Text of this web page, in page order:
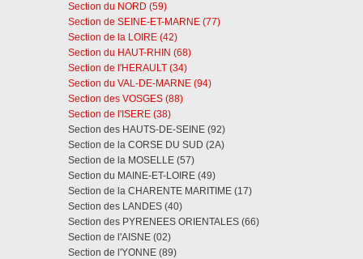
Section du NORD (59)
Section de SEINE-ET-MARNE (77)
Section de la LOIRE (42)
Section du HAUT-RHIN (68)
Section de l'HERAULT (34)
Section du VAL-DE-MARNE (94)
Section des VOSGES (88)
Section de l'ISERE (38)
Section des HAUTS-DE-SEINE (92)
Section de la CORSE DU SUD (2A)
Section de la MOSELLE (57)
Section du MAINE-ET-LOIRE (49)
Section de la CHARENTE MARITIME (17)
Section des LANDES (40)
Section des PYRENEES ORIENTALES (66)
Section de l'AISNE (02)
Section de l'YONNE (89)